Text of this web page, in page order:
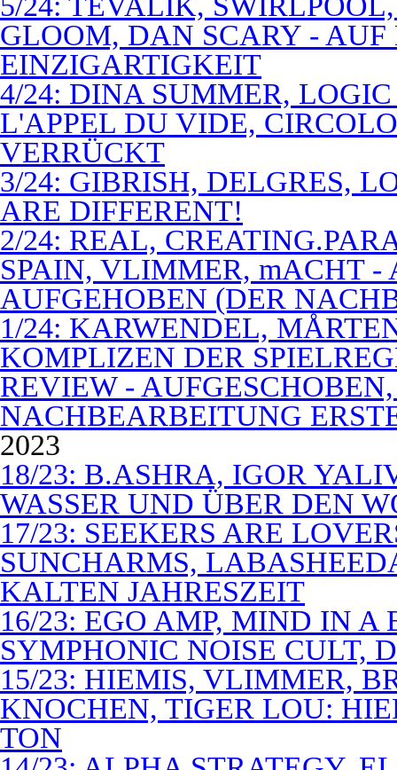
GLOOM, DAN SCARY -
EINZIGARTIGKEIT
4/24: DINA SUMMER,
L'APPEL DU VIDE,
VERRÜCKT
3/24: GIBRISH, DELGRES,
ARE DIFFERENT!
2/24: REAL,
SPAIN, VLIMMER, mACHT -
AUFGEHOBEN (DER
1/24: KARWENDEL,
KOMPLIZEN DER
REVIEW -
NACHBEARBEITUNG
2023
18/23: B.ASHRA, IGOR
WASSER UND ÜBER DEN
17/23: SEEKERS ARE
SUNCHARMS,
KALTEN JAHRESZEIT
16/23: EGO AMP, MIND IN
SYMPHONIC NOISE CULT,
15/23: HIEMIS, VLIMMER,
KNOCHEN, TIGER LOU:
TON